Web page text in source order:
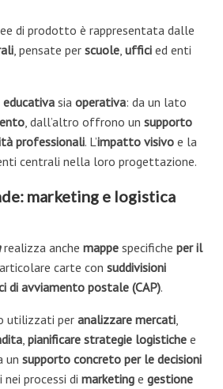
di prodotto è rappresentata dalle
, pensate per scuole uffici ed enti
educativa sia operativa: da un lato
, dall’altro offrono un supporto
professionali. L’impatto visivo e la
centrali nella loro progettazione.
marketing e logistica
realizza anche mappe specifiche per il
carte con suddivisioni
di avviamento postale (CAP).
utilizzati per analizzare mercati
pianificare strategie logistiche e
un supporto concreto per le decisioni
processi di marketing e gestione